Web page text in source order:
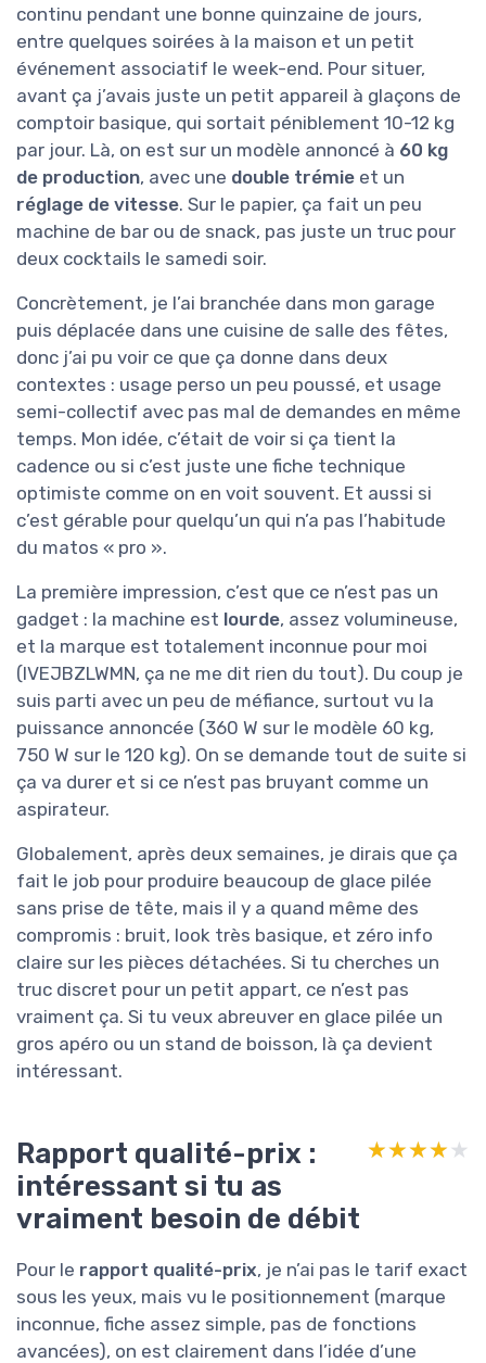
continu pendant une bonne quinzaine de jours,
entre quelques soirées à la maison et un petit
événement associatif le week-end. Pour situer,
avant ça j’avais juste un petit appareil à glaçons de
comptoir basique, qui sortait péniblement 10-12 kg
par jour. Là, on est sur un modèle annoncé à 60 kg
de production, avec une double trémie et un
réglage de vitesse. Sur le papier, ça fait un peu
machine de bar ou de snack, pas juste un truc pour
deux cocktails le samedi soir.
Concrètement, je l’ai branchée dans mon garage
puis déplacée dans une cuisine de salle des fêtes,
donc j’ai pu voir ce que ça donne dans deux
contextes : usage perso un peu poussé, et usage
semi-collectif avec pas mal de demandes en même
temps. Mon idée, c’était de voir si ça tient la
cadence ou si c’est juste une fiche technique
optimiste comme on en voit souvent. Et aussi si
c’est gérable pour quelqu’un qui n’a pas l’habitude
du matos « pro ».
La première impression, c’est que ce n’est pas un
gadget : la machine est lourde, assez volumineuse,
et la marque est totalement inconnue pour moi
(IVEJBZLWMN, ça ne me dit rien du tout). Du coup je
suis parti avec un peu de méfiance, surtout vu la
puissance annoncée (360 W sur le modèle 60 kg,
750 W sur le 120 kg). On se demande tout de suite si
ça va durer et si ce n’est pas bruyant comme un
aspirateur.
Globalement, après deux semaines, je dirais que ça
fait le job pour produire beaucoup de glace pilée
sans prise de tête, mais il y a quand même des
compromis : bruit, look très basique, et zéro info
claire sur les pièces détachées. Si tu cherches un
truc discret pour un petit appart, ce n’est pas
vraiment ça. Si tu veux abreuver en glace pilée un
gros apéro ou un stand de boisson, là ça devient
intéressant.
Rapport qualité-prix :
intéressant si tu as
vraiment besoin de débit
★★★★★
★★★★★
Pour le rapport qualité-prix, je n’ai pas le tarif exact
sous les yeux, mais vu le positionnement (marque
inconnue, fiche assez simple, pas de fonctions
avancées), on est clairement dans l’idée d’une